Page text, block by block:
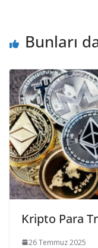
Bunları
Kripto Para
26 Temmuz 2025